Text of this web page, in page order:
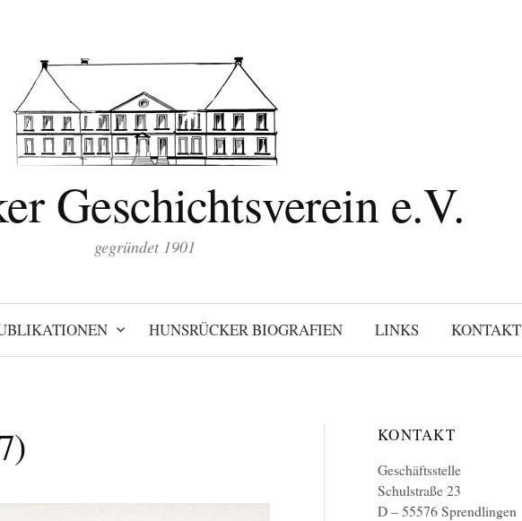
Geschichtsverein e.V.
gegründet 1901
HUNSRÜCKER BIOGRAFIEN LINKS KONTAKT
KONTAKT
Geschäftsstelle
Schulstraße 23
D – 55576 Sprendlingen